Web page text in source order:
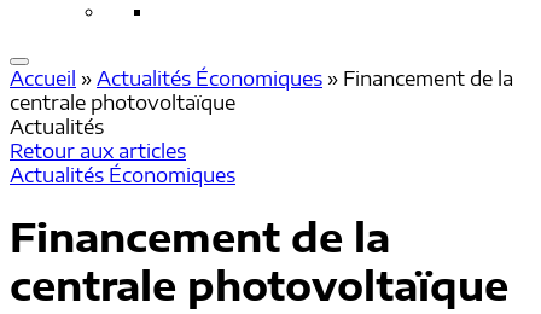
Accueil » Actualités Économiques » Financement de la
centrale photovoltaïque
Actualités
Retour aux articles
Actualités Économiques
Financement de la
centrale photovoltaïque